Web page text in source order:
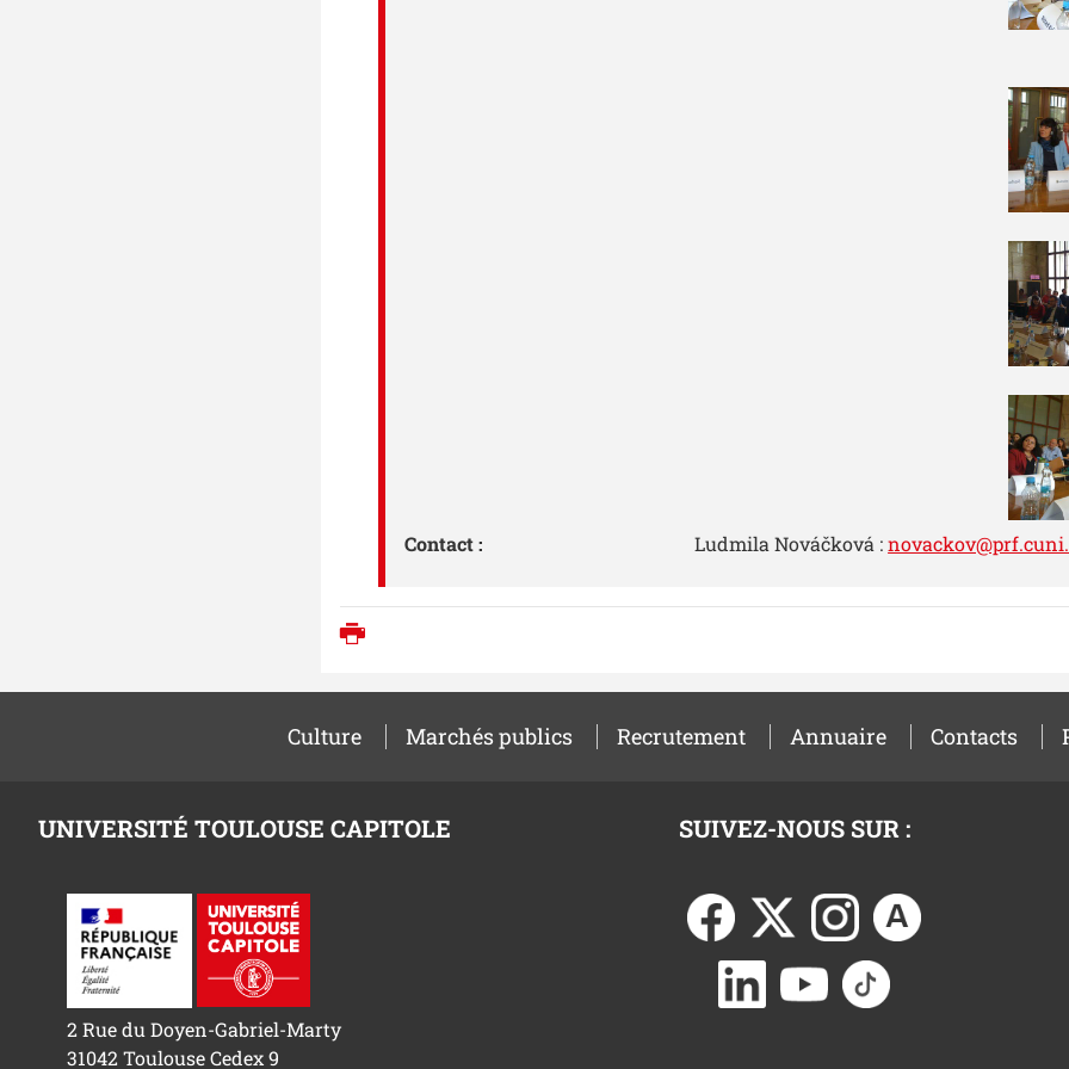
Contact : Ludmila Nováčková :
Culture Marchés publics Recrutement Annuaire Contacts
UNIVERSITÉ TOULOUSE CAPITOLE
2 Rue du Doyen-Gabriel-Marty
31042 Toulouse Cedex 9
SUIVEZ-NOUS SUR :